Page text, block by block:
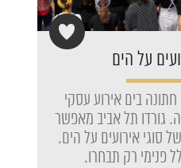
על הים
חתונה בים אירוע עסקי
גורדו תל אביב מאפשר
סוגי אירועים על הים.
פנימי רק תבחרו.